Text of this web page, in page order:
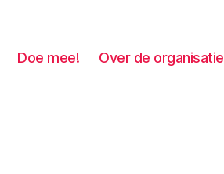
Doe mee! Over de organisatie